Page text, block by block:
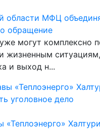
области МФЦ
обращение
могут комплексно
жизненным
и выход н...
«Теплоэнерго»